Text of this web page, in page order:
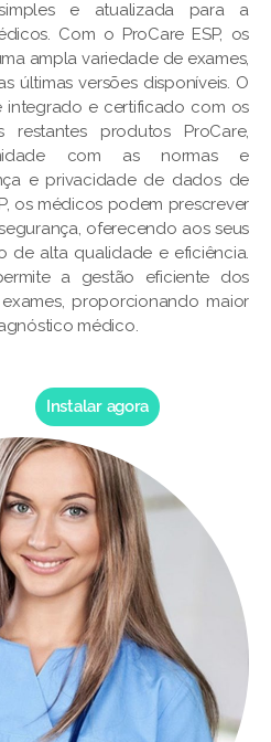
e atualizada para a
Com o ProCare ESP, os
ampla variedade de exames,
últimas versões disponíveis. O
integrado e certificado com os
produtos ProCare,
com as normas e
e privacidade de dados de
os médicos podem prescrever
oferecendo aos seus
de alta qualidade e eficiência.
a gestão eficiente dos
proporcionando maior
médico.
Instalar agora